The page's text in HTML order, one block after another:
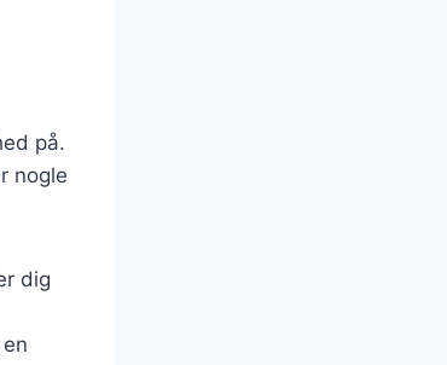
på.
nogle
dig